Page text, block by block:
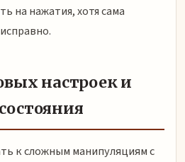
на нажатия, хотя сама
настроек и
к сложным манипуляциям с